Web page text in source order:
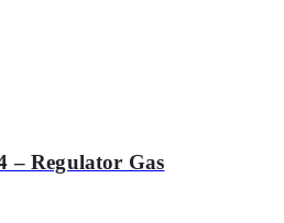
– Regulator Gas